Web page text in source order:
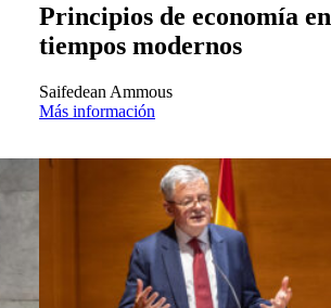
Principios de economía en
tiempos modernos
Saifedean Ammous
Más información